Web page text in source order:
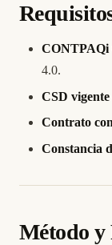
CONTPAQi
4.0.
CSD vigente
Contrato
Constancia
Método y